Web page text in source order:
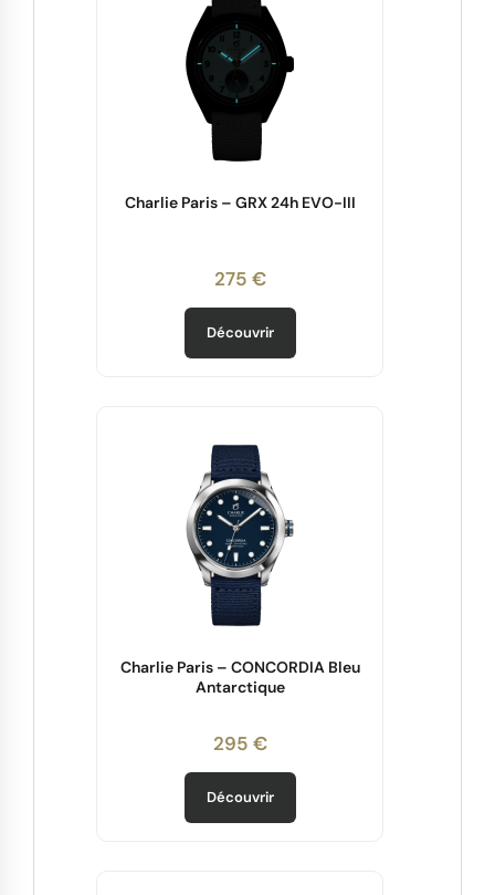
Charlie Paris – GRX 24h EVO-III
275 €
Découvrir
Charlie Paris – CONCORDIA Bleu
Antarctique
295 €
Découvrir